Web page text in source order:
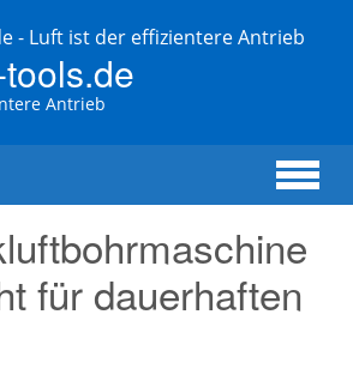
Antrieb
für dauerhaften